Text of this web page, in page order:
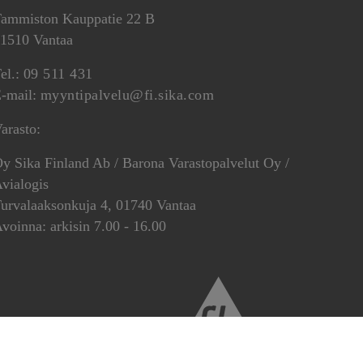
Kauppatie 22 B
Vantaa
09 511 431
mail: myyntipalvelu@fi.sika.com
Sika Finland Ab / Barona Varastopalvelut Oy /
4, 01740 Vantaa
arkisin 7.00 - 16.00